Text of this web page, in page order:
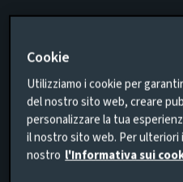
Cookie
Utilizziamo i cookie per
del nostro sito web, creare
personalizzare la tua
il nostro sito web. Per ulteriori
nostro l'Informativa sui